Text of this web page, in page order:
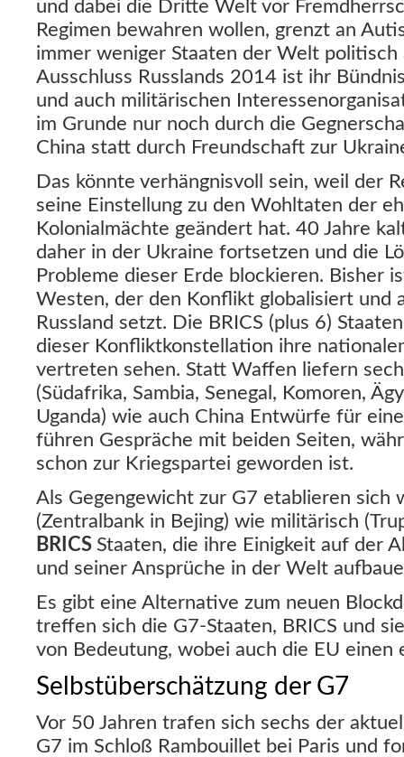
und dabei die Dritte Welt vor
Regimen bewahren wollen, grenzt an
immer weniger Staaten der Welt
Ausschluss Russlands 2014 ist ihr
und auch militärischen
im Grunde nur noch durch die
China statt durch Freundschaft zur
Das könnte verhängnisvoll sein, weil der
seine Einstellung zu den Wohltaten der
Kolonialmächte geändert hat. 40 Jahre
daher in der Ukraine fortsetzen und die
Probleme dieser Erde blockieren. Bisher
Westen, der den Konflikt globalisiert und
Russland setzt. Die BRICS (plus 6)
dieser Konfliktkonstellation ihre
vertreten sehen. Statt Waffen liefern
(Südafrika, Sambia, Senegal, Komoren,
Uganda) wie auch China Entwürfe für
führen Gespräche mit beiden Seiten,
schon zur Kriegspartei geworden ist.
Als Gegengewicht zur G7 etablieren sich
(Zentralbank in Bejing) wie militärisch
BRICS Staaten, die ihre Einigkeit auf der
und seiner Ansprüche in der Welt
Es gibt eine Alternative zum neuen
treffen sich die G7-Staaten, BRICS und
von Bedeutung, wobei auch die EU einen
Selbstüberschätzung der G7
Vor 50 Jahren trafen sich sechs der
G7 im Schloß Rambouillet bei Paris und